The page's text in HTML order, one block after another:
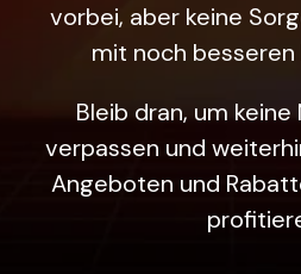
vorbei, aber keine
mit noch besseren
Bleib dran, um
verpassen und
Angeboten und